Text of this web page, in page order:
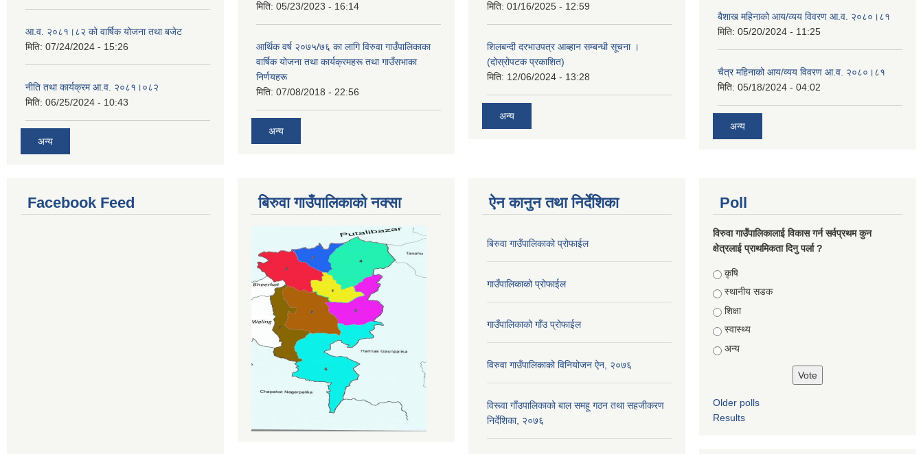
आ.व. २०८१।८२ को वार्षिक योजना तथा बजेट
मिति: 07/24/2024 - 15:26
नीति तथा कार्यक्रम आ.व. २०८१।०८२
मिति: 06/25/2024 - 10:43
अन्य
मिति: 05/23/2023 - 16:14
आर्थिक वर्ष २०७५/७६ का लागि विरुवा गाउँपालिकाका
वार्षिक योजना तथा कार्यक्रमहरू तथा गाउँसभाका
निर्णयहरू
मिति: 07/08/2018 - 22:56
अन्य
मिति: 01/16/2025 - 12:59
शिलबन्दी दरभाउपत्र आब्हान सम्बन्धी सूचना ।
(दोस्रोपटक प्रकाशित)
मिति: 12/06/2024 - 13:28
अन्य
बैशाख महिनाको आय/व्यय विवरण आ.व. २०८०।८१
मिति: 05/20/2024 - 11:25
चैत्र महिनाको आय/व्यय विवरण आ.व. २०८०।८१
मिति: 05/18/2024 - 04:02
अन्य
Facebook Feed बिरुवा गाउँपालिकाको नक्सा ऐन कानुन तथा निर्देशिका
बिरुवा गाउँपालिकाको प्रोफाईल
गाउँपालिकाको प्रोफाईल
गाउँपालिकाको गाँउ प्रोफाईल
विरुवा गाउँपालिकाको विनियोजन ऐन, २०७६
विरूवा गाँउपालिकाको बाल समहू गठन तथा सहजीकरण
निर्देशिका, २०७६
Poll
विरुवा गाउँपालिकालाई विकास गर्न सर्वप्रथम कुन
क्षेत्रलाई प्राथमिकता दिनु पर्ला ?
Choices
कृषि
स्थानीय सडक
शिक्षा
स्वास्थ्य
अन्य
Older polls
Results